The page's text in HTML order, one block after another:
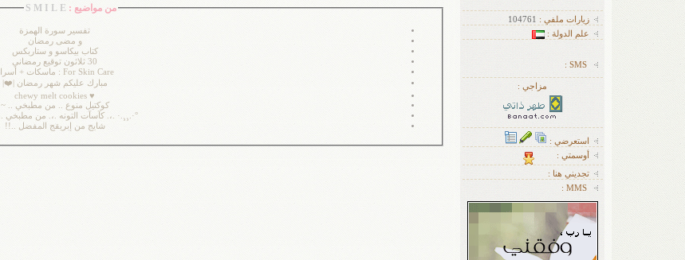
زيارات ملفي : 104761
علم الدولة :
SMS :
مزاجي :
استعرضي :
أوسمتي :
تجديني هنا :
MMS :
من مواضيع : S M I L E
تفسير سورة الهمزة
و مضى رمضان
كتاب بيكاسو و ستاربكس
30 ثلاثون توقيع رمضاني
For Skin Care : ماسكات + أسرار
مبارك عليكم شهر رمضان |❤️|
♥ chewy melt cookies
كوكتيل منوع .. من مطبخي .. ~
°·.¸¸.· .،. كآسآت التونه .،. من مطبخي .،. ·.¸¸.·°
شايج من إبريقج المفضل ..!!